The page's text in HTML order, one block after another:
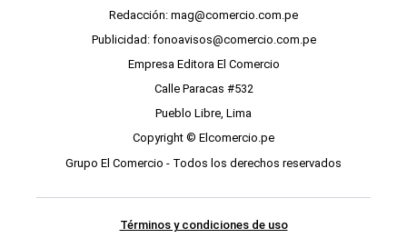
Redacción: mag@comercio.com.pe
Publicidad: fonoavisos@comercio.com.pe
Empresa Editora El Comercio
Calle Paracas #532
Pueblo Libre, Lima
Copyright © Elcomercio.pe
Grupo El Comercio - Todos los derechos reservados
Términos y condiciones de uso